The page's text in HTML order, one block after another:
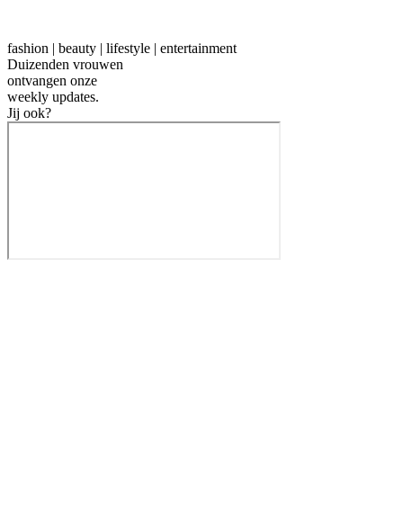
fashion | beauty | lifestyle | entertainment
Duizenden vrouwen
ontvangen onze
weekly updates.
Jij ook?